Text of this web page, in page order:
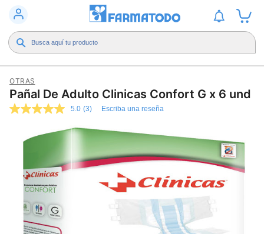
OTRAS
Pañal De Adulto Clinicas Confort G x 6 und
5.0
estrellas,
valoración.
Read
Reviews.
Enlace
5.0 (3) Escriba una reseña